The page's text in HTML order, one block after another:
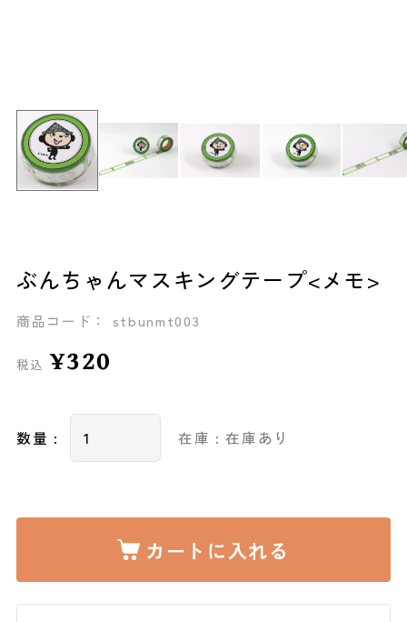
ぶんちゃんマスキングテープ<メモ>
商品コード： stbunmt003
税込 ¥320
数量 : 在庫 : 在庫あり
カートに入れる